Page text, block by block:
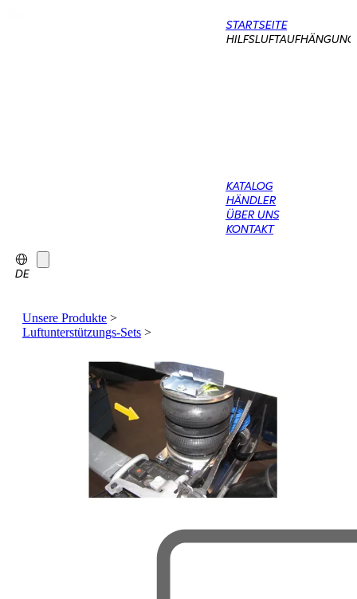
STARTSEITE
HILFSLUFTAUFHÄNGUNG
KATALOG
HÄNDLER
ÜBER UNS
KONTAKT
DE
Unsere Produkte >
Luftunterstützungs-Sets >